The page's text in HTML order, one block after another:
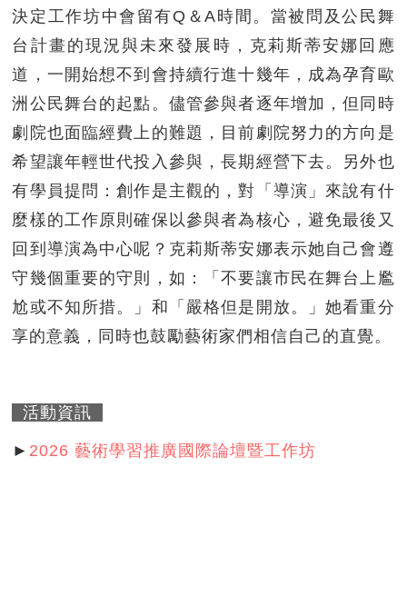
決定工作坊中會留有Q＆A時間。當被問及公民舞
台計畫的現況與未來發展時，克莉斯蒂安娜回應
道，一開始想不到會持續行進十幾年，成為孕育歐
洲公民舞台的起點。儘管參與者逐年增加，但同時
劇院也面臨經費上的難題，目前劇院努力的方向是
希望讓年輕世代投入參與，長期經營下去。另外也
有學員提問：創作是主觀的，對「導演」來說有什
麼樣的工作原則確保以參與者為核心，避免最後又
回到導演為中心呢？克莉斯蒂安娜表示她自己會遵
守幾個重要的守則，如：「不要讓市民在舞台上尷
尬或不知所措。」和「嚴格但是開放。」她看重分
享的意義，同時也鼓勵藝術家們相信自己的直覺。
活動資訊
► 2026 藝術學習推廣國際論壇暨工作坊